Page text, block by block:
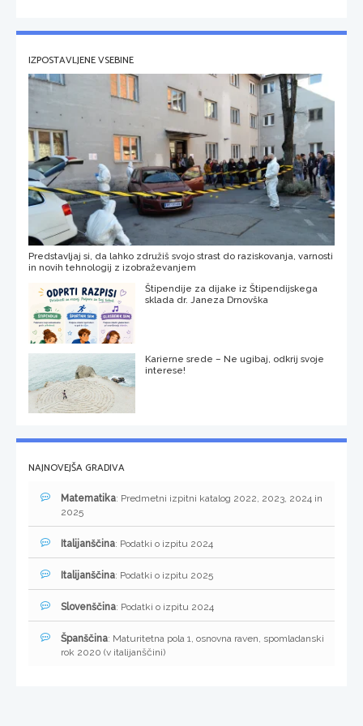
IZPOSTAVLJENE VSEBINE
Predstavljaj si, da lahko združiš svojo strast do raziskovanja, varnosti
in novih tehnologij z izobraževanjem
Štipendije za dijake iz Štipendijskega
sklada dr. Janeza Drnovška
Karierne srede – Ne ugibaj, odkrij svoje
interese!
NAJNOVEJŠA GRADIVA
Matematika: Predmetni izpitni katalog 2022, 2023, 2024 in
2025
Italijanščina: Podatki o izpitu 2024
Italijanščina: Podatki o izpitu 2025
Slovenščina: Podatki o izpitu 2024
Španščina: Maturitetna pola 1, osnovna raven, spomladanski
rok 2020 (v italijanščini)